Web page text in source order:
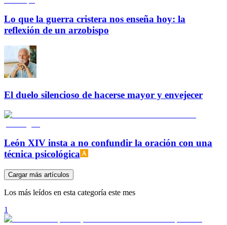
Lo que la guerra cristera nos enseña hoy: la
reflexión de un arzobispo
El duelo silencioso de hacerse mayor y envejecer
León XIV insta a no confundir la oración con una
técnica psicológica
Cargar más artículos
Los más leídos en esta categoría este mes
1